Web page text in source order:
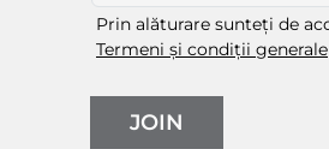
Prin alăturare sunteți de
Termeni și condiții generale
JOIN